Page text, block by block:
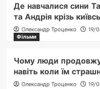
Де навчалися сини
та Андрія крізь
Олександр Троценко
19/
Фільми
Чому люди
навіть коли їм
Олександр Троценко 19/